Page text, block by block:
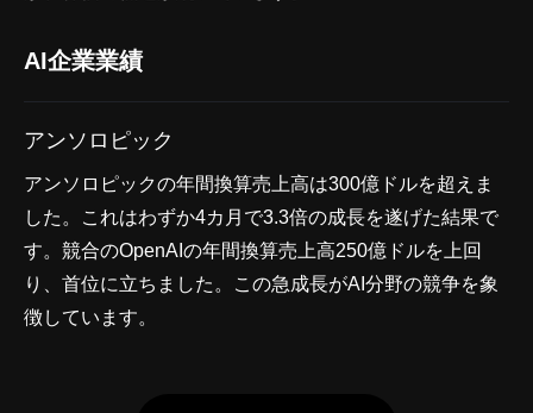
AI企業業績
アンソロピック
アンソロピックの年間換算売上高は300億ドルを超えま
した。これはわずか4カ月で3.3倍の成長を遂げた結果で
す。競合のOpenAIの年間換算売上高250億ドルを上回
り、首位に立ちました。この急成長がAI分野の競争を象
徴しています。